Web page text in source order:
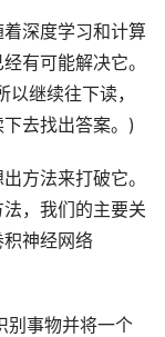
深度学习和计算
有可能解决它。
继续往下读，
去找出答案。)
方法来打破它。
，我们的主要关
神经网络
别事物并将一个